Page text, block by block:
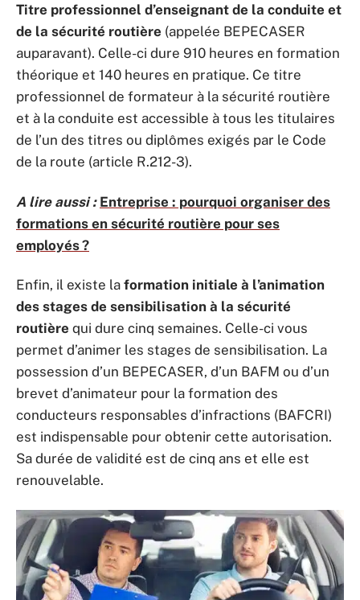
Titre professionnel d’enseignant de la conduite et
de la sécurité routière (appelée BEPECASER
auparavant). Celle-ci dure 910 heures en formation
théorique et 140 heures en pratique. Ce titre
professionnel de formateur à la sécurité routière
et à la conduite est accessible à tous les titulaires
de l’un des titres ou diplômes exigés par le Code
de la route (article R.212-3).
A lire aussi : Entreprise : pourquoi organiser des
formations en sécurité routière pour ses
employés ?
Enfin, il existe la formation initiale à l’animation
des stages de sensibilisation à la sécurité
routière qui dure cinq semaines. Celle-ci vous
permet d’animer les stages de sensibilisation. La
possession d’un BEPECASER, d’un BAFM ou d’un
brevet d’animateur pour la formation des
conducteurs responsables d’infractions (BAFCRI)
est indispensable pour obtenir cette autorisation.
Sa durée de validité est de cinq ans et elle est
renouvelable.